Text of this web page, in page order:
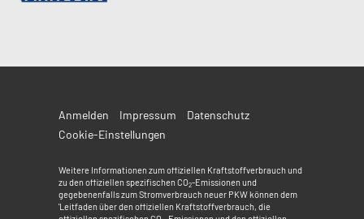
Anmelden Impressum
Datenschutz
Cookie-Einstellungen
Weitere Informationen zum offiziellen Kraftstoffverbrauch und
zu den offiziellen spezifischen CO2-Emissionen und
gegebenenfalls zum Stromverbrauch neuer PKW können dem
'Leitfaden über den offiziellen Kraftstoffverbrauch, die